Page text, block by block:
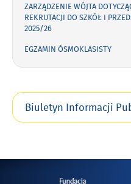
ZARZĄDZENIE WÓJTA
REKRUTACJI DO SZKÓŁ I
2025/26
EGZAMIN ÓSMOKLASISTY
Biuletyn Informacji